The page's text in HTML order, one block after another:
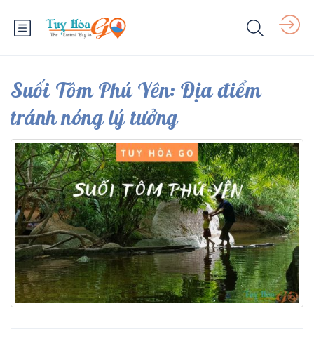
Suối Tôm Phú Yên: Địa điểm
tránh nóng lý tưởng